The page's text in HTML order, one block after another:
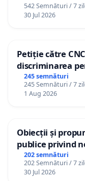
542 Semnături / 7
30 Jul 2026
Petiție către
discriminarea
către utilizatorul
245 semnături
245 Semnături / 7
1 Aug 2026
Obiecții și
publice privind
(PUG) Ialoveni
202 semnături
202 Semnături / 7
30 Jul 2026